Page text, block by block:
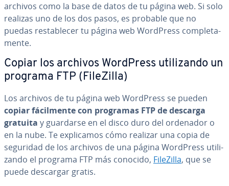
archivos como la base de datos de tu página web. Si solo
realizas uno de los dos pasos, es probable que no
puedas re­s­ta­ble­cer tu página web WordPress co­m­ple­ta­
me­n­te.
Copiar los archivos WordPress uti­li­za­n­do un
programa FTP (FileZilla)
Los archivos de tu página web WordPress se pueden
copiar fá­ci­l­me­n­te con programas FTP de descarga
gratuita y guardarse en el disco duro del ordenador o
en la nube. Te ex­pli­ca­mos cómo realizar una copia de
seguridad de los archivos de una página WordPress uti­li­
za­n­do el programa FTP más conocido, FileZilla, que se
puede descargar gratis.